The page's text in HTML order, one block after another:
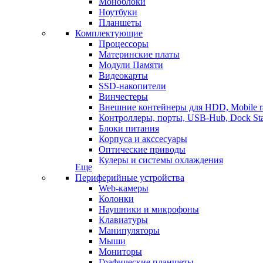
Ноутбуки
Планшеты
Комплектующие
Процессоры
Материнские платы
Модули Памяти
Видеокарты
SSD-накопители
Винчестеры
Внешние контейнеры для HDD, Mobile
Контроллеры, порты, USB-Hub, Dock
Блоки питания
Корпуса и акссесуары
Оптические приводы
Кулеры и системы охлаждения
Еще
Периферийные устройства
Web-камеры
Колонки
Наушники и микрофоны
Клавиатуры
Манипуляторы
Мыши
Мониторы